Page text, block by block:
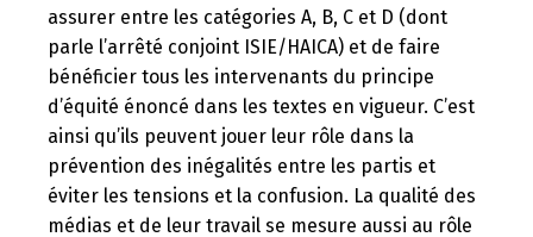
assurer entre les catégories A, B, C et D (dont
parle l’arrêté conjoint ISIE/HAICA) et de faire
bénéficier tous les intervenants du principe
d’équité énoncé dans les textes en vigueur. C’est
ainsi qu’ils peuvent jouer leur rôle dans la
prévention des inégalités entre les partis et
éviter les tensions et la confusion. La qualité des
médias et de leur travail se mesure aussi au rôle